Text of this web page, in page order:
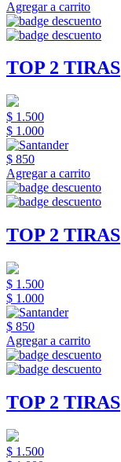
Agregar a carrito
TOP 2 TIRAS
$ 1.500
$ 1.000
$ 850
Agregar a carrito
TOP 2 TIRAS
$ 1.500
$ 1.000
$ 850
Agregar a carrito
TOP 2 TIRAS
$ 1.500